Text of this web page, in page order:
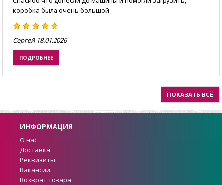
коробка была очень большой.
Сергей 18.01.2026
ПОДРОБНЕЕ
ПОКАЗАТЬ ВСЁ
ИНФОРМАЦИЯ
О нас
Доставка
Реквизиты
Вакансии
Возврат товара